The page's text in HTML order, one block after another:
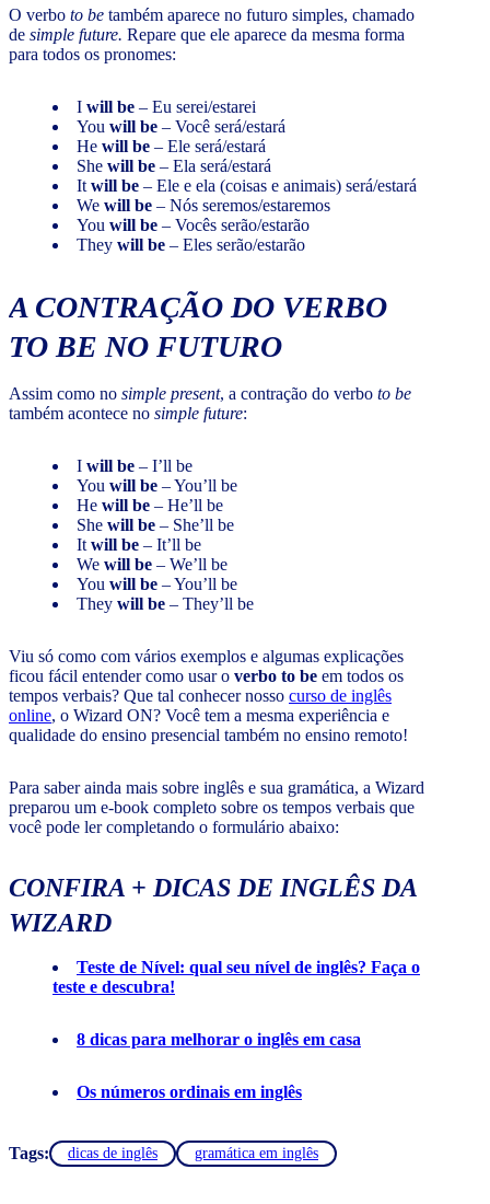
O verbo to be também aparece no futuro simples, chamado
de simple future. Repare que ele aparece da mesma forma
para todos os pronomes:
I will be – Eu serei/estarei
You will be – Você será/estará
He will be – Ele será/estará
She will be – Ela será/estará
It will be – Ele e ela (coisas e animais) será/estará
We will be – Nós seremos/estaremos
You will be – Vocês serão/estarão
They will be – Eles serão/estarão
A CONTRAÇÃO DO VERBO
TO BE NO FUTURO
Assim como no simple present, a contração do verbo to be
também acontece no simple future:
I will be – I’ll be
You will be – You’ll be
He will be – He’ll be
She will be – She’ll be
It will be – It’ll be
We will be – We’ll be
You will be – You’ll be
They will be – They’ll be
Viu só como com vários exemplos e algumas explicações
ficou fácil entender como usar o verbo to be em todos os
tempos verbais? Que tal conhecer nosso curso de inglês
online, o Wizard ON? Você tem a mesma experiência e
qualidade do ensino presencial também no ensino remoto!
Para saber ainda mais sobre inglês e sua gramática, a Wizard
preparou um e-book completo sobre os tempos verbais que
você pode ler completando o formulário abaixo:
CONFIRA + DICAS DE INGLÊS DA
WIZARD
Teste de Nível: qual seu nível de inglês? Faça o
teste e descubra!
8 dicas para melhorar o inglês em casa
Os números ordinais em inglês
Tags: dicas de inglês gramática em inglês